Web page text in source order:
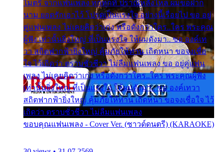
ไมตรี จากแฟนเพลง ทุกทุกที่ ปราณีหลั่งไหล ผมขอฝาก
นาม ยอดรักเอาไว้ โปรดเป็นแรงใจ อย่างนี้เรื่อยไป ขอ อยู่
คู่แฟนเพลง ไม่เคยคิดว่าเก่ง หรือดังกว่าใคร..ใคร พระคุณ
ผู้ฟัง เท่านั้นยิ่งใหญ่ ที่เป็นแรงใจ ให้ผมดังมา.. ขอ องค์เท
วา สถิตฟากฟ้ายิ่งใหญ่ คุ้มภัยให้ท่าน เถิดหนา ขอจงเชื่อ
ใจ ไว้เถิดว่า ตราบชั่วชีวา ไม่ลืมแฟนเพลง ขอ อยู่คู่แฟน
เพลง ไม่เคยคิดว่าเก่ง หรือดังกว่าใคร..ใคร พระคุณผู้ฟัง
เท่านั้นยิ่งใหญ่ ที่เป็นแรงใจ ให้ผมดังมา.. ขอ องค์เทวา
สถิตฟากฟ้ายิ่งใหญ่ คุ้มภัยให้ท่าน เถิดหนา ขอจงเชื่อใจ ไว้
เถิดว่า ตราบชั่วชีวา ไม่ลืมแฟนเพลง
ขอบคุณแฟนเพลง - Cover Ver. (ซาวด์ดนตรี) (KARAOKE)